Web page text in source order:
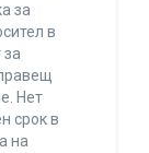
за
в
Нет
срок в
на